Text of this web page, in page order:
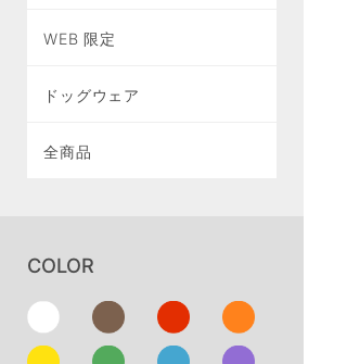
WEB 限定
ドッグウェア
全商品
COLOR